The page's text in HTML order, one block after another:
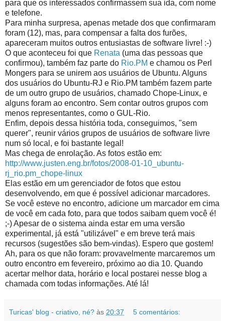
para que os interessados confirmassem sua ida, com nome
e telefone.
Para minha surpresa, apenas metade dos que confirmaram
foram (12), mas, para compensar a falta dos furões,
apareceram muitos outros entusiastas de software livre! :-)
O que aconteceu foi que Renata (uma das pessoas que
confirmou), também faz parte do Rio.PM e chamou os Perl
Mongers para se unirem aos usuários de Ubuntu. Alguns
dos usuários do Ubuntu-RJ e Rio.PM também fazem parte
de um outro grupo de usuários, chamado Chope-Linux, e
alguns foram ao encontro. Sem contar outros grupos com
menos representantes, como o GUL-Rio.
Enfim, depois dessa história toda, conseguimos, "sem
querer", reunir vários grupos de usuários de software livre
num só local, e foi bastante legal!
Mas chega de enrolação. As fotos estão em:
http://www.justen.eng.br/fotos/2008-01-10_ubuntu-
rj_rio.pm_chope-linux
Elas estão em um gerenciador de fotos que estou
desenvolvendo, em que é possível adicionar marcadores.
Se você esteve no encontro, adicione um marcador em cima
de você em cada foto, para que todos saibam quem você é!
;-) Apesar de o sistema ainda estar em uma versão
experimental, já está "utilizável" e em breve terá mais
recursos (sugestões são bem-vindas). Espero que gostem!
Ah, para os que não foram: provavelmente marcaremos um
outro encontro em fevereiro, próximo ao dia 10. Quando
acertar melhor data, horário e local postarei nesse blog a
chamada com todas informações. Até lá!
Turicas' blog - criativo, né? às 20:37 5 comentários: